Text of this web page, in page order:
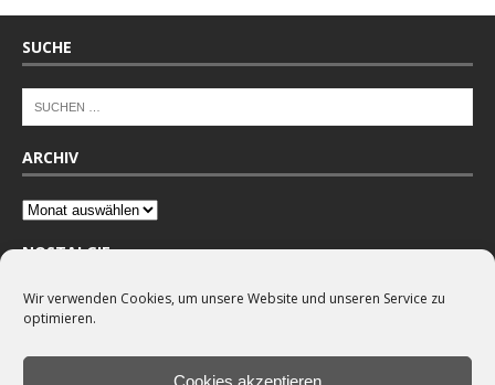
Wir verwenden Cookies, um unsere Website und unseren Service zu
optimieren.
Cookies akzeptieren
SUCHE
ARCHIV
NOSTALGIE